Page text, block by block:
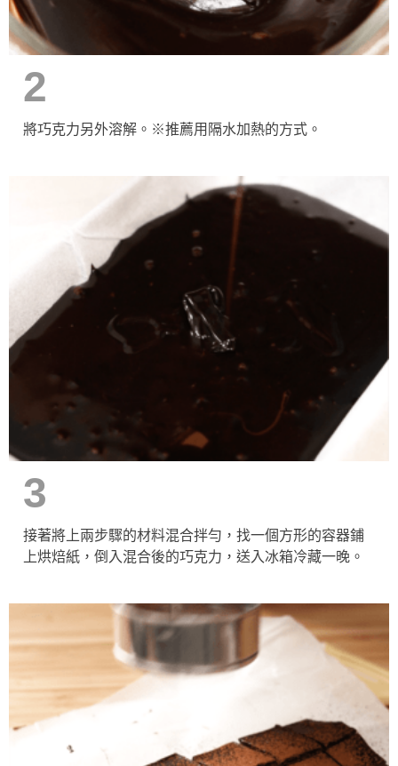
2
將巧克力另外溶解。※推薦用隔水加熱的方式。
3
接著將上兩步驟的材料混合拌勻，找一個方形的容器鋪
上烘焙紙，倒入混合後的巧克力，送入冰箱冷藏一晚。